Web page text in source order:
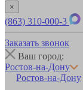
×
(863) 310-000-3
Заказать звонок
Ваш город:
Ростов-на-Дону
Ростов-на-Дону